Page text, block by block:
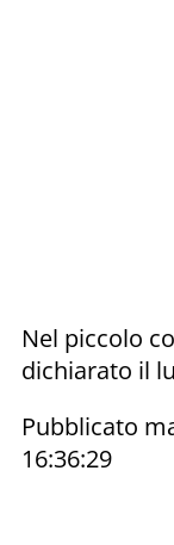
Nel piccolo
dichiarato il
Pubblicato
16:36:29